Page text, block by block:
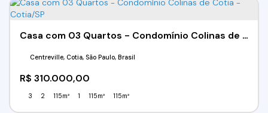
Casa com 03 Quartos - Condomínio Colinas de Cotia - Cotia/SP
R$ 310.000,00
Centreville, Cotia, São Paulo, Brasil
3 2 115m² 1 115m² 115m²